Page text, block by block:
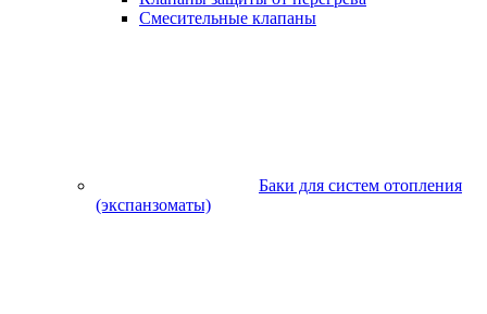
Смесительные клапаны
Баки для систем отопления
(экспанзоматы)